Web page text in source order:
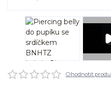
Ohodnotit